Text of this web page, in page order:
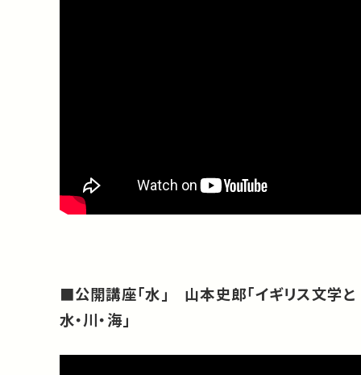
■公開講座「水」 山本史郎「イギリス文学と
水・川・海」